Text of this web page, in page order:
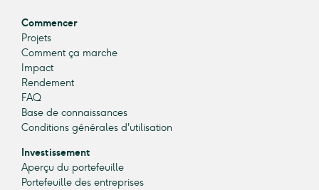
Commencer
Projets
Comment ça marche
Impact
Rendement
FAQ
Base de connaissances
Conditions générales d'utilisation
Investissement
Aperçu du portefeuille
Portefeuille des entreprises